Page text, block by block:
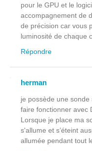
pour le GPU et le
accompagnement de
de précision car vous
luminosité de chaque
Répondre
herman
je possède une
faire fonctionner avec
Lorsque je place ma
s'allume et s’éteint
allumée pendant tout